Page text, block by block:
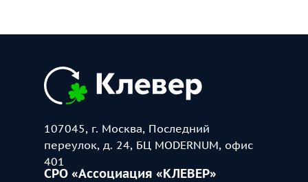
107045, г. Москва, Последний
переулок, д. 24, БЦ MODERNUM, офис
401
СРО «Ассоциация «КЛЕВЕР»